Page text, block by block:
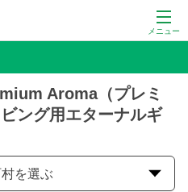
メニュー
Aroma（プレミ
ング用エターナルギ
を選ぶ